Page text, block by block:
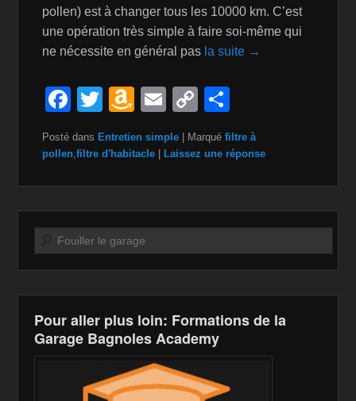
pollen) est à changer tous les 10000 km. C’est
une opération très simple à faire soi-même qui
ne nécessite en général pas la suite →
F
c
o
o
k
T
tt
A
a
n
W
is
h
Li
st
E
ail
C
p
n
k
ar
ta
Posté dans Entretien simple Marqué filtre à
pollen,filtre d'habitacle Laissez une réponse
Recherche
Pour aller plus loin: Formations de la
Garage Bagnoles Academy